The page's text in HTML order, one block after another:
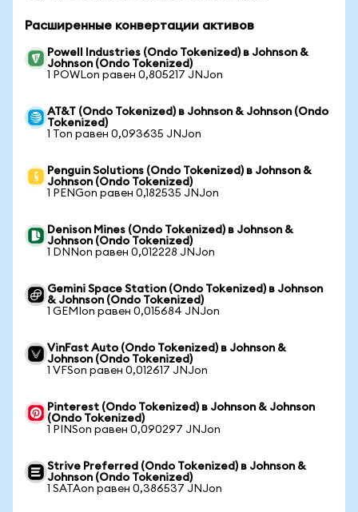
Расширенные конвертации активов
Powell Industries (Ondo Tokenized) в Johnson &
Johnson (Ondo Tokenized)
1 POWLon равен 0,805217 JNJon
AT&T (Ondo Tokenized) в Johnson & Johnson (Ondo
Tokenized)
1 Ton равен 0,093635 JNJon
Penguin Solutions (Ondo Tokenized) в Johnson &
Johnson (Ondo Tokenized)
1 PENGon равен 0,182535 JNJon
Denison Mines (Ondo Tokenized) в Johnson &
Johnson (Ondo Tokenized)
1 DNNon равен 0,012228 JNJon
Gemini Space Station (Ondo Tokenized) в Johnson
& Johnson (Ondo Tokenized)
1 GEMIon равен 0,015684 JNJon
VinFast Auto (Ondo Tokenized) в Johnson &
Johnson (Ondo Tokenized)
1 VFSon равен 0,012617 JNJon
Pinterest (Ondo Tokenized) в Johnson & Johnson
(Ondo Tokenized)
1 PINSon равен 0,090297 JNJon
Strive Preferred (Ondo Tokenized) в Johnson &
Johnson (Ondo Tokenized)
1 SATAon равен 0,386537 JNJon